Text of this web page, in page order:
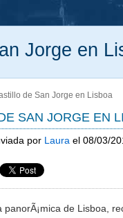
Jorge en
de San Jorge en Lisboa
SAN JORGE EN
por Laura el 08/03/
panorÃ¡mica de Lisboa,